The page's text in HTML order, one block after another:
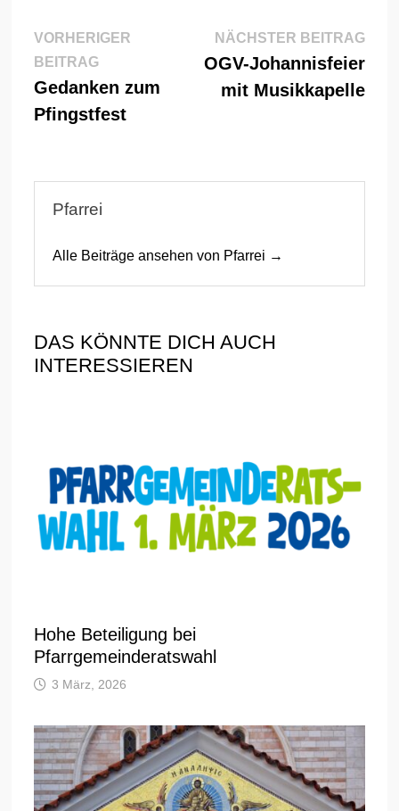
Beitragsnavigation
VORHERIGER
BEITRAGVorheriger
Beitrag:
Gedanken zum
Pfingstfest
NÄCHSTER BEITRAG
OGV-Johannisfeier
mit Musikkapelle
Pfarrei
Alle Beiträge ansehen von Pfarrei →
DAS KÖNNTE DICH AUCH
INTERESSIEREN
Hohe Beteiligung bei
Pfarrgemeinderatswahl
3 März, 2026